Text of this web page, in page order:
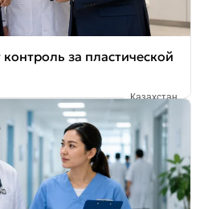
за пластической
Казахстан